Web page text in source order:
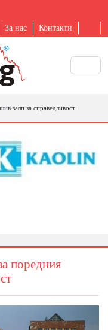
За нас Контакти
залп за справедливост
поредния